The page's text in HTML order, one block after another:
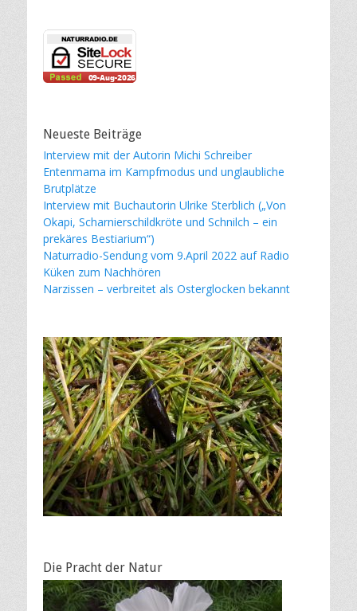
Neueste Beiträge
Interview mit der Autorin Michi Schreiber
Entenmama im Kampfmodus und unglaubliche
Brutplätze
Interview mit Buchautorin Ulrike Sterblich („Von
Okapi, Scharnierschildkröte und Schnilch – ein
prekäres Bestiarium“)
Naturradio-Sendung vom 9.April 2022 auf Radio
Küken zum Nachhören
Narzissen – verbreitet als Osterglocken bekannt
Die Pracht der Natur